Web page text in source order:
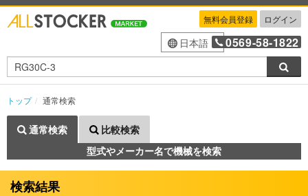
無料会員登録 ログイン
日本語 0569-58-1822
トップ 通常検索
通常検索
比較検索
型式やメーカー名で機械を検索
検索結果